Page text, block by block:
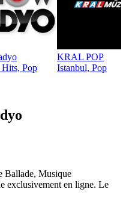
Pop
KRAL POP
Istanbul, Pop
Ballade, Musique
exclusivement en ligne. Le